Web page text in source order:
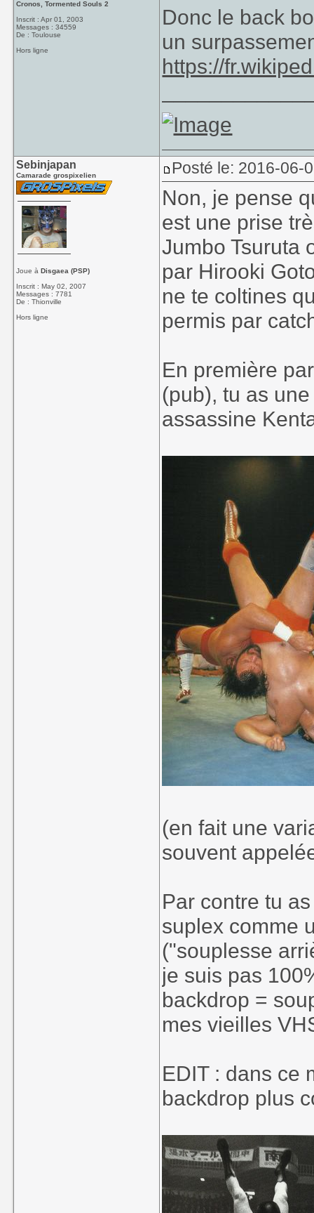
Cronos, Tormented Souls 2
Inscrit : Apr 01, 2003
Messages : 34559
De : Toulouse
Hors ligne
Donc le back
un
https://
Sebinjapan
Camarade grospixelien
Joue àDisgaea (PSP)
Inscrit : May 02, 2007
Messages : 7781
De : Thionville
Hors ligne
Posté le: 2016-06-
Non, je pense
est une prise
Jumbo Tsuruta
par Hirooki
ne te coltines
permis par
En première
(pub), tu as
assassine
(en fait une
souvent
Par contre tu
suplex comme
("souplesse
je suis pas
backdrop =
mes vieilles
EDIT : dans ce
backdrop plus